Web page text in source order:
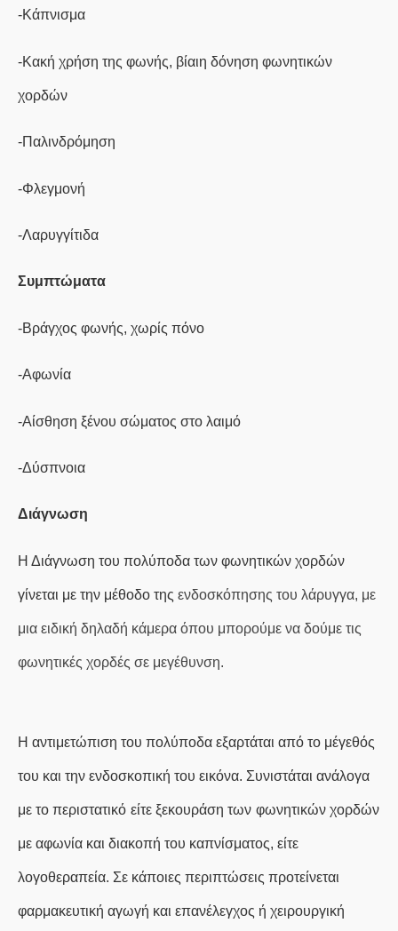
-Κάπνισμα
-Κακή χρήση της φωνής, βίαιη δόνηση φωνητικών
χορδών
-Παλινδρόμηση
-Φλεγμονή
-Λαρυγγίτιδα
Συμπτώματα
-Βράγχος φωνής, χωρίς πόνο
-Αφωνία
-Αίσθηση ξένου σώματος στο λαιμό
-Δύσπνοια
Διάγνωση
Η Διάγνωση του πολύποδα των φωνητικών χορδών
γίνεται με την μέθοδο της ενδοσκόπησης του λάρυγγα, με
μια ειδική δηλαδή κάμερα όπου μπορούμε να δούμε τις
φωνητικές χορδές σε μεγέθυνση.
Η αντιμετώπιση του πολύποδα εξαρτάται από το μέγεθός
του και την ενδοσκοπική του εικόνα. Συνιστάται ανάλογα
με το περιστατικό είτε ξεκουράση των φωνητικών χορδών
με αφωνία και διακοπή του καπνίσματος, είτε
λογοθεραπεία. Σε κάποιες περιπτώσεις προτείνεται
φαρμακευτική αγωγή και επανέλεγχος ή χειρουργική